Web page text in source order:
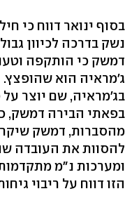
בסוף ינואר דווח כי
נשק בדרכה לכיוון
דמשק כי הותקפה
ג'מראיה הוא
בג'מראיה, שם יוצר על
מהסברות, דמשק
להסוות את העובדה
הזו דווח על ריבוי